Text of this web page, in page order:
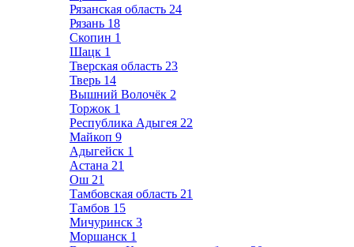
Рязанская область 24
Рязань 18
Скопин 1
Шацк 1
Тверская область 23
Тверь 14
Вышний Волочёк 2
Торжок 1
Республика Адыгея 22
Майкоп 9
Адыгейск 1
Астана 21
Ош 21
Тамбовская область 21
Тамбов 15
Мичуринск 3
Моршанск 1